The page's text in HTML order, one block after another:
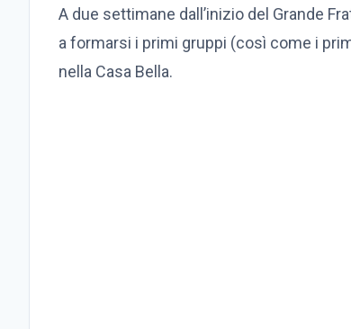
A due settimane dall’inizio del Grande
a formarsi i primi gruppi (così come i
nella Casa Bella.